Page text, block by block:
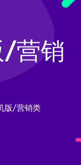
营销
版/营销类